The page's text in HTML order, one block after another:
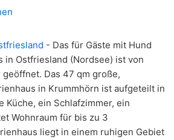
- Das für Gäste mit Hund
in Ostfriesland (Nordsee) ist von
Das 47 qm große,
in Krummhörn ist aufgeteilt in
Küche, ein Schlafzimmer, ein
Wohnraum für bis zu 3
liegt in einem ruhigen Gebiet